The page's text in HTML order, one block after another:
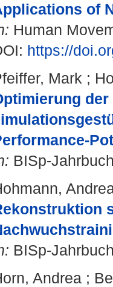
of
Human
https://
Mark ;
BISp-
BISp-
Andrea ;